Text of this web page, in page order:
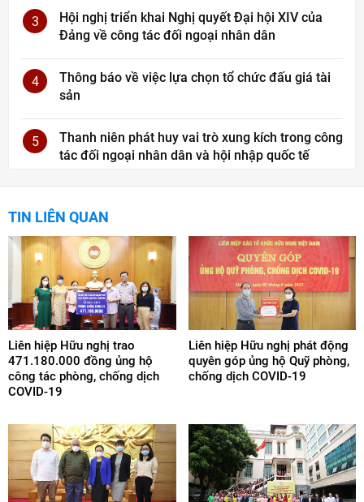
3
Hội nghị triển khai Nghị quyết Đại hội XIV của
Đảng về công tác đối ngoại nhân dân
4
Thông báo về việc lựa chọn tổ chức đấu giá tài
sản
5
Thanh niên phát huy vai trò xung kích trong công
tác đối ngoại nhân dân và hội nhập quốc tế
TIN LIÊN QUAN
Liên hiệp Hữu nghị trao
471.180.000 đồng ủng hộ
công tác phòng, chống dịch
COVID-19
Liên hiệp Hữu nghị phát động
quyên góp ủng hộ Quỹ phòng,
chống dịch COVID-19